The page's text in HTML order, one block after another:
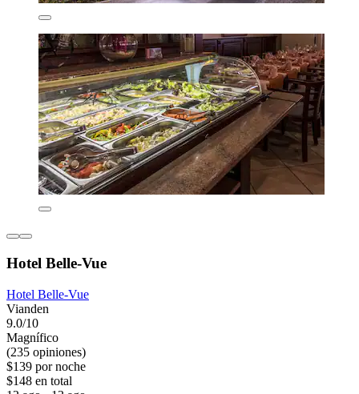
Hotel Belle-Vue
Hotel Belle-Vue
Vianden
9.0/10
Magnífico
(235 opiniones)
$139 por noche
$148 en total